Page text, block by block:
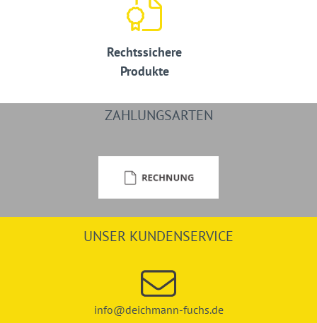
Rechtssichere
Produkte
ZAHLUNGSARTEN
UNSER KUNDENSERVICE
info@deichmann-fuchs.de